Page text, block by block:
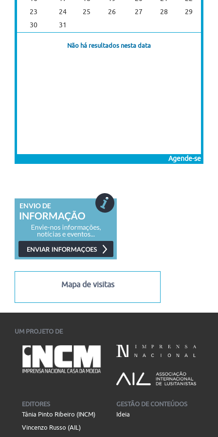
23
24 25 26 27 28
29
30
31
Não há resultados nesta data
Agende-se
Mapa de visitas
UM PROJETO DE
EDITORES
Tânia Pinto Ribeiro (INCM)
Vincenzo Russo (AIL)
GESTÃO DE CONTEÚDOS
Ideia